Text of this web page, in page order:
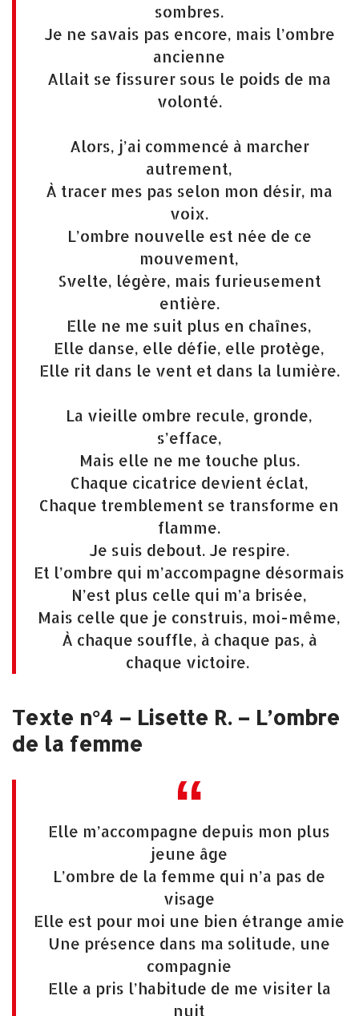
sombres.
Je ne savais pas encore, mais l’ombre
ancienne
Allait se fissurer sous le poids de ma
volonté.
Alors, j’ai commencé à marcher
autrement,
À tracer mes pas selon mon désir, ma
voix.
L’ombre nouvelle est née de ce
mouvement,
Svelte, légère, mais furieusement
entière.
Elle ne me suit plus en chaînes,
Elle danse, elle défie, elle protège,
Elle rit dans le vent et dans la lumière.
La vieille ombre recule, gronde,
s’efface,
Mais elle ne me touche plus.
Chaque cicatrice devient éclat,
Chaque tremblement se transforme en
flamme.
Je suis debout. Je respire.
Et l’ombre qui m’accompagne désormais
N’est plus celle qui m’a brisée,
Mais celle que je construis, moi-même,
À chaque souffle, à chaque pas, à
chaque victoire.
Texte n°4 – Lisette R. – L’ombre
de la femme
Elle m’accompagne depuis mon plus
jeune âge
L’ombre de la femme qui n’a pas de
visage
Elle est pour moi une bien étrange amie
Une présence dans ma solitude, une
compagnie
Elle a pris l’habitude de me visiter la
nuit